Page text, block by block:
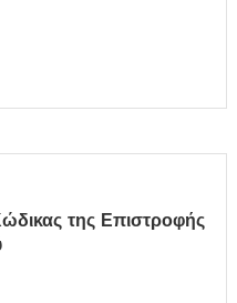
της Επιστροφής